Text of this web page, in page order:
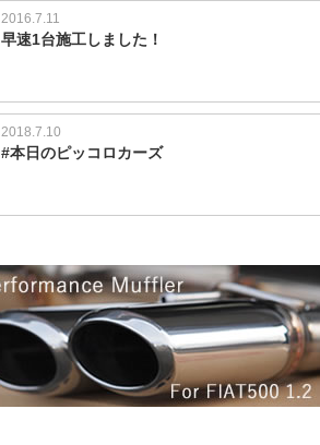
2016.7.11
早速1台施工しました！
2018.7.10
#本日のピッコロカーズ